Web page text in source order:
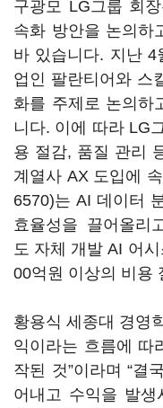
구광모 LG그룹 회
속화 방안을 논의하
바 있습니다. 지난 4
업인 팔란티어와 스
화를 주제로 논의하
니다. 이에 따라 LG
용 절감, 품질 관리
계열사 AX 도입에
6570)는 AI 데이터
효율성을 끌어올리
도 자체 개발AI 어
00억원 이상의 비용
황용식 세종대 경영
익이라는 흐름에 따
작된 것”이라며“결
어내고 수익을 발